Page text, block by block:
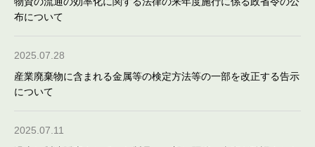
布について
2025.07.28
産業廃棄物に含まれる金属等の検定方法等の一部を改正する告示
について
2025.07.11